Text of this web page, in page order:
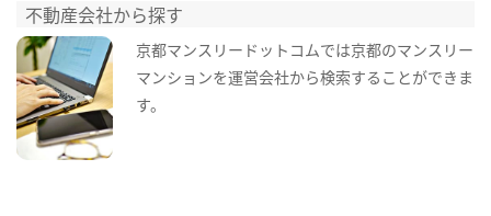
不動産会社から探す
京都マンスリードットコムでは京都のマンスリー
マンションを運営会社から検索することができま
す。